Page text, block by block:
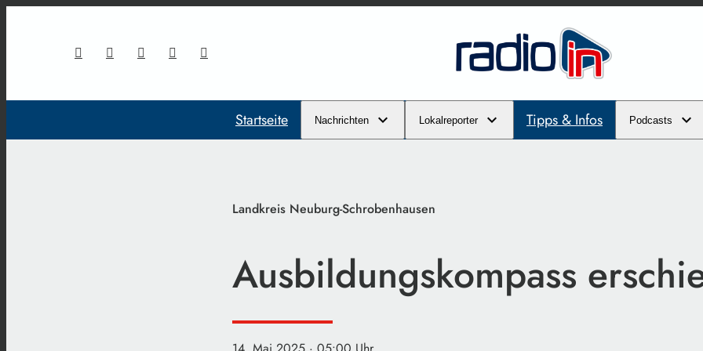
Startseite Nachrichten Lokalreporter Tipps & Infos Podcasts
Landkreis Neuburg-Schrobenhausen
Ausbildungskompass